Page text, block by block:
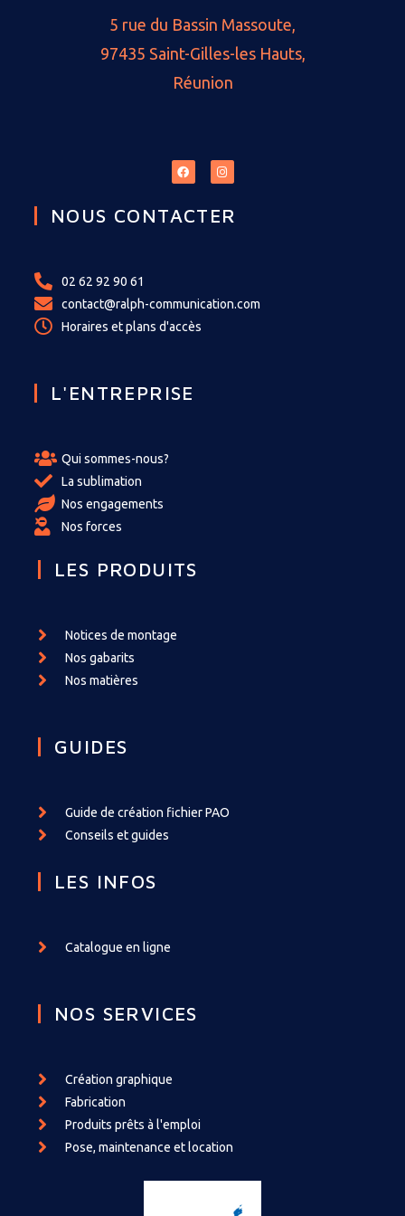
5 rue du Bassin Massoute,
97435 Saint-Gilles-les Hauts,
Réunion
NOUS CONTACTER
02 62 92 90 61
contact@ralph-communication.com
Horaires et plans d'accès
L'ENTREPRISE
Qui sommes-nous?
La sublimation
Nos engagements
Nos forces
LES PRODUITS
Notices de montage
Nos gabarits
Nos matières
GUIDES
Guide de création fichier PAO
Conseils et guides
LES INFOS
Catalogue en ligne
NOS SERVICES
Création graphique
Fabrication
Produits prêts à l'emploi
Pose, maintenance et location